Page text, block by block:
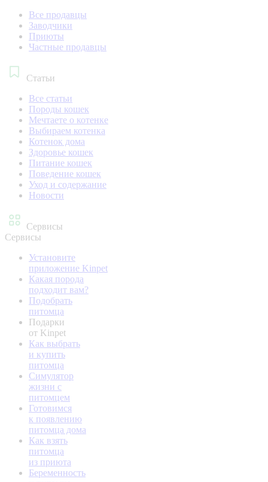
Все продавцы
Заводчики
Приюты
Частные продавцы
Статьи
Все статьи
Породы кошек
Мечтаете о котенке
Выбираем котенка
Котенок дома
Здоровье кошек
Питание кошек
Поведение кошек
Уход и содержание
Новости
Сервисы
Сервисы
Установите
приложение Kinpet
Какая порода
подходит вам?
Подобрать
питомца
Подарки
от Kinpet
Как выбрать
и купить
питомца
Симулятор
жизни с
питомцем
Готовимся
к появлению
питомца дома
Как взять
питомца
из приюта
Беременность